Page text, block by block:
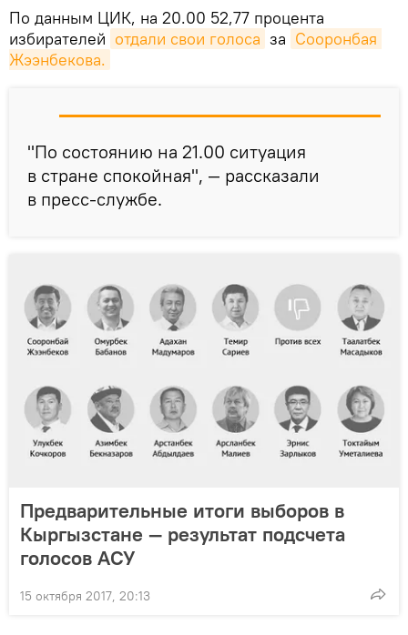
По данным ЦИК, на 20.00 52,77 процента
избирателей отдали свои голоса за Сооронбая
Жээнбекова.
"По состоянию на 21.00 ситуация
в стране спокойная", — рассказали
в пресс-службе.
Предварительные итоги выборов в
Кыргызстане — результат подсчета
голосов АСУ
15 октября 2017, 20:13